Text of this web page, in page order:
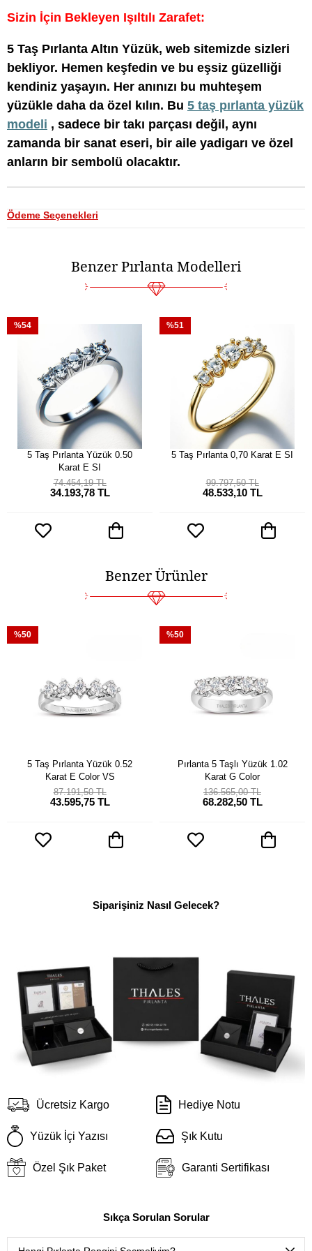
Sizin İçin Bekleyen Işıltılı Zarafet:
5 Taş Pırlanta Altın Yüzük, web sitemizde sizleri
bekliyor. Hemen keşfedin ve bu eşsiz güzelliği
kendiniz yaşayın. Her anınızı bu muhteşem
yüzükle daha da özel kılın. Bu 5 taş pırlanta yüzük
modeli , sadece bir takı parçası değil, aynı
zamanda bir sanat eseri, bir aile yadigarı ve özel
anların bir sembolü olacaktır.
Ödeme Seçenekleri
Benzer Pırlanta Modelleri
5 Taş Pırlanta Yüzük 0.50
Karat E SI
34.193,78 TL
74.454,19 TL
%54
5 Taş Pırlanta 0,70 Karat E SI
48.533,10 TL
99.797,50 TL
%51
Benzer Ürünler
5 Taş Pırlanta Yüzük 0.52
Karat E Color VS
43.595,75 TL
87.191,50 TL
%50
Pırlanta 5 Taşlı Yüzük 1.02
Karat G Color
68.282,50 TL
136.565,00 TL
%50
Siparişiniz Nasıl Gelecek?
Ücretsiz Kargo Hediye Notu
Yüzük İçi Yazısı Şık Kutu
Özel Şık Paket Garanti Sertifikası
Sıkça Sorulan Sorular